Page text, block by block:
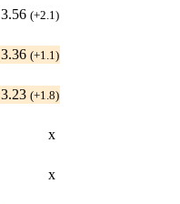
3.56 (+2.1)
3.36 (+1.1)
3.23 (+1.8)
x
x